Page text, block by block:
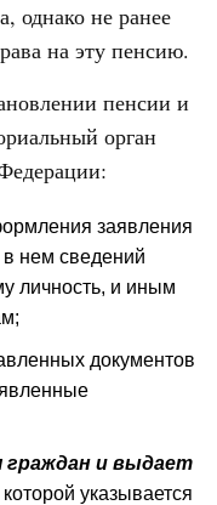
однако не ранее
на эту пенсию.
пенсии и
орган
заявления
в нем сведений
личность, и иным
документов
граждан и выдает
которой указывается